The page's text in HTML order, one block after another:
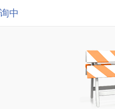
中